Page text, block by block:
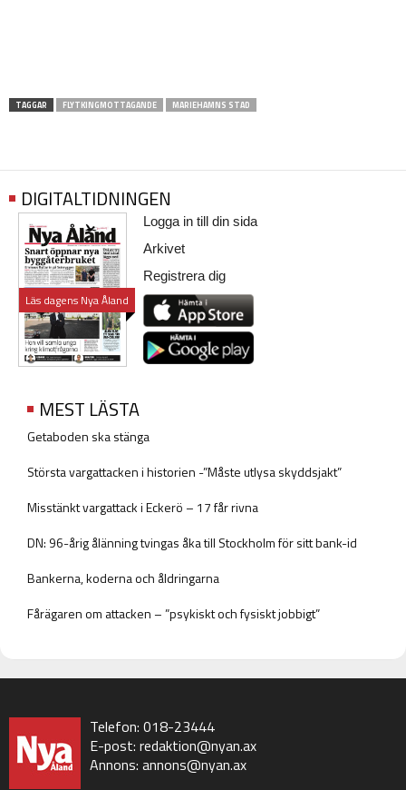
TAGGAR FLYTKINGMOTTAGANDE MARIEHAMNS STAD
DIGITALTIDNINGEN
Läs dagens Nya Åland
Logga in till din sida
Arkivet
Registrera dig
MEST LÄSTA
Getaboden ska stänga
Största vargattacken i historien -”Måste utlysa skyddsjakt”
Misstänkt vargattack i Eckerö – 17 får rivna
DN: 96-årig ålänning tvingas åka till Stockholm för sitt bank-id
Bankerna, koderna och åldringarna
Fårägaren om attacken – ”psykiskt och fysiskt jobbigt”
Telefon: 018-23444
E-post: redaktion@nyan.ax
Annons: annons@nyan.ax